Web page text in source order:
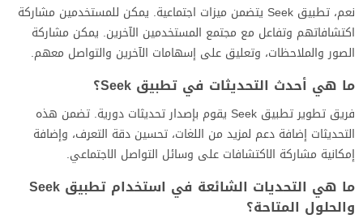
نعم، تطبيق Seek يتضمن ميزات اجتماعية. يمكن للمستخدمين مشاركة
اكتشافاتهم وتفاعل مع مجتمع المستخدمين الآخرين. يمكن مشاركة
الصور والملاحظات، وتعليق على إسهامات الآخرين والتواصل معهم.
ما هي أحدث التحديثات في تطبيق Seek؟
فريق تطوير تطبيق Seek يقوم بإصدار تحديثات دورية. تضمن هذه
التحديثات إضافة دعم لمزيد من اللغات، تحسين دقة التعرف، وإضافة
إمكانية مشاركة الاكتشافات على وسائل التواصل الاجتماعي.
ما هي التحديات الشائعة في استخدام تطبيق Seek
والحلول المتاحة؟